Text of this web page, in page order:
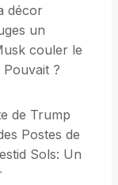
décor
un
couler le
?
de Trump
Postes de
Sols: Un